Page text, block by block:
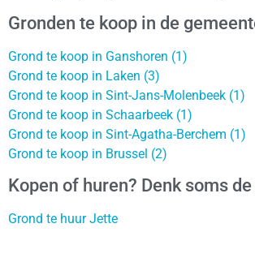
Gronden te koop in de
Grond te koop in Ganshoren (1)
Grond te koop in Laken (3)
Grond te koop in Sint-Jans-Molenbeek (1)
Grond te koop in Schaarbeek (1)
Grond te koop in Sint-Agatha-Berchem (1)
Grond te koop in Brussel (2)
Kopen of huren? Denk soms
Grond te huur Jette